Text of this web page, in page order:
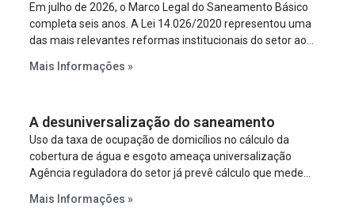
Em julho de 2026, o Marco Legal do Saneamento Básico
completa seis anos. A Lei 14.026/2020 representou uma
das mais relevantes reformas institucionais do setor ao
serviços, ampliar a participação da iniciativa privada,
à segurança jurídica dos contratos.
Mais Informações »
A desuniversalização do saneamento
Uso da taxa de ocupação de domicílios no cálculo da
cobertura de água e esgoto ameaça universalização
Agência reguladora do setor já prevê cálculo que mede
Mais Informações »